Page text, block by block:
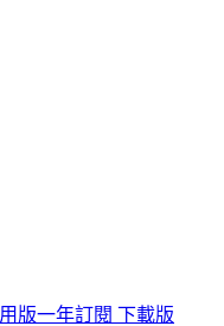
版一年訂閱 下載版